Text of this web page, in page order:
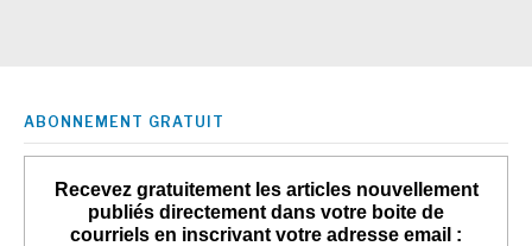
ABONNEMENT GRATUIT
Recevez gratuitement les articles nouvellement
publiés directement dans votre boite de
courriels en inscrivant votre adresse email :